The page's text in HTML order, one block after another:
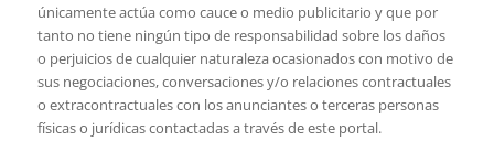
únicamente actúa como cauce o medio publicitario y que por
tanto no tiene ningún tipo de responsabilidad sobre los daños
o perjuicios de cualquier naturaleza ocasionados con motivo de
sus negociaciones, conversaciones y/o relaciones contractuales
o extracontractuales con los anunciantes o terceras personas
físicas o jurídicas contactadas a través de este portal.